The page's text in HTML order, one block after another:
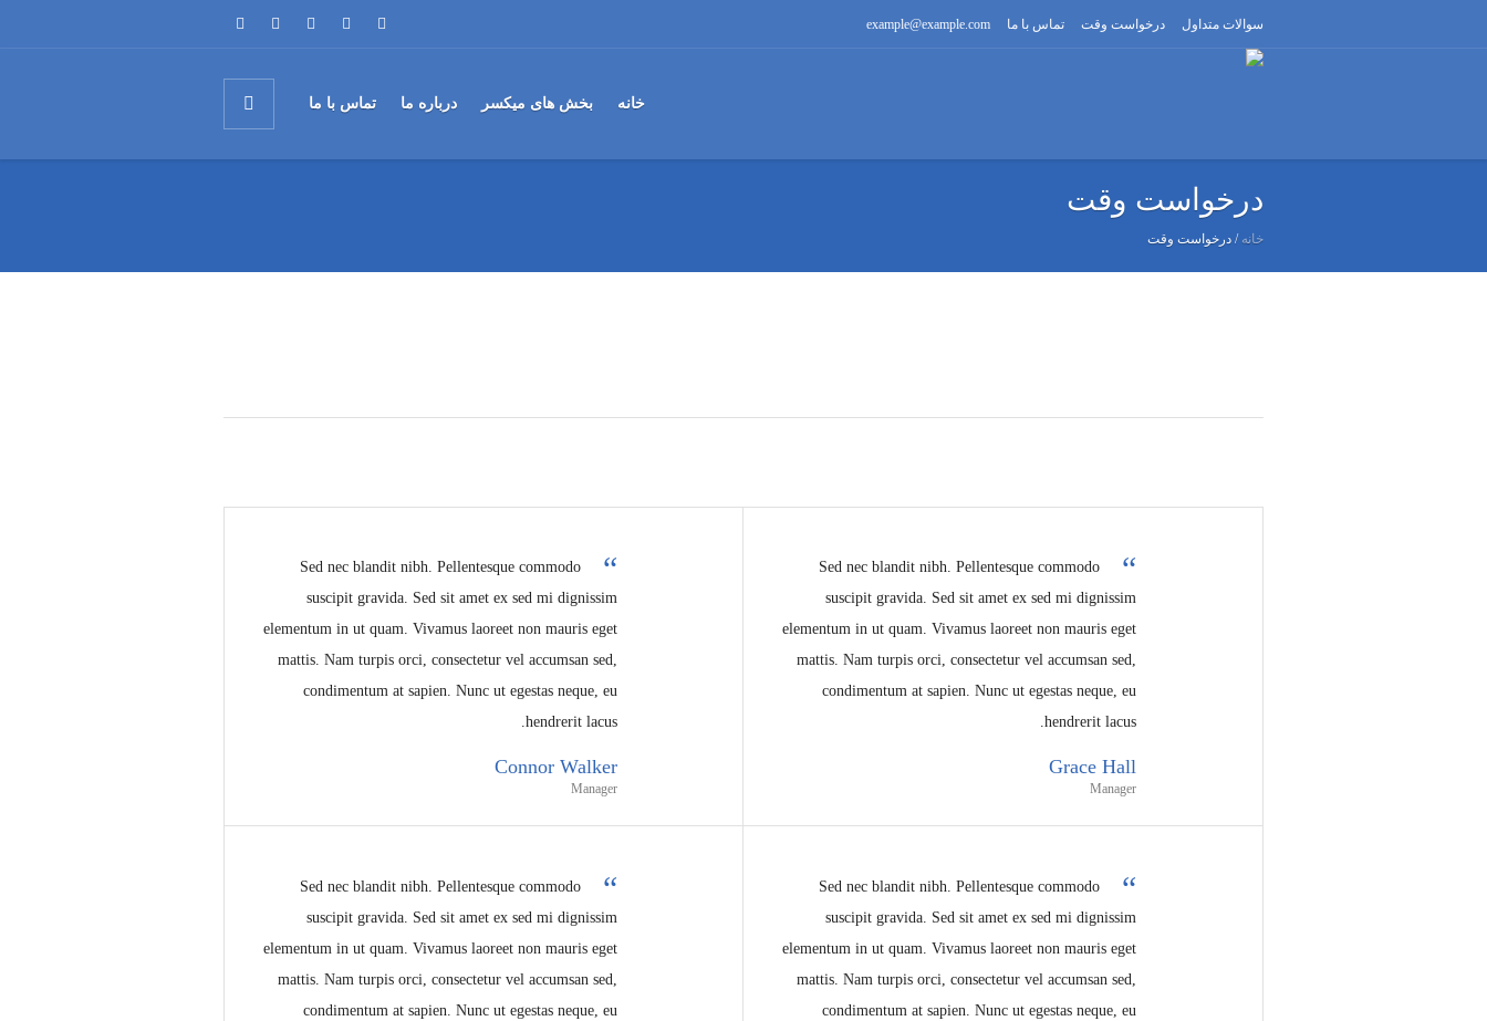
سوالات متداول درخواست وقت تماس با ما example@example.com
خانه بخش های میکسر درباره ما تماس با ما
درخواست وقت
خانه / درخواست وقت
Sed nec blandit nibh. Pellentesque commodo
suscipit gravida. Sed sit amet ex sed mi dignissim
elementum in ut quam. Vivamus laoreet non mauris eget
mattis. Nam turpis orci, consectetur vel accumsan sed,
condimentum at sapien. Nunc ut egestas neque, eu
hendrerit lacus.
Grace Hall
Manager
Sed nec blandit nibh. Pellentesque commodo
suscipit gravida. Sed sit amet ex sed mi dignissim
elementum in ut quam. Vivamus laoreet non mauris eget
mattis. Nam turpis orci, consectetur vel accumsan sed,
condimentum at sapien. Nunc ut egestas neque, eu
hendrerit lacus.
Connor Walker
Manager
Sed nec blandit nibh. Pellentesque commodo
suscipit gravida. Sed sit amet ex sed mi dignissim
elementum in ut quam. Vivamus laoreet non mauris eget
mattis. Nam turpis orci, consectetur vel accumsan sed,
condimentum at sapien. Nunc ut egestas neque, eu
Sed nec blandit nibh. Pellentesque commodo
suscipit gravida. Sed sit amet ex sed mi dignissim
elementum in ut quam. Vivamus laoreet non mauris eget
mattis. Nam turpis orci, consectetur vel accumsan sed,
condimentum at sapien. Nunc ut egestas neque, eu